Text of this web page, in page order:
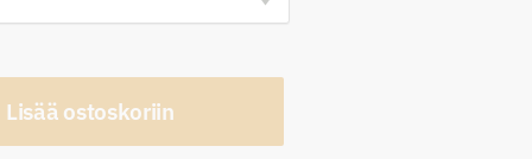
Lisää ostoskoriin